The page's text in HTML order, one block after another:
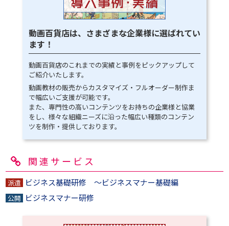
動画百貨店は、さまざまな企業様に選ばれてい
ます！
動画百貨店のこれまでの実績と事例をピックアップして
ご紹介いたします。
動画教材の販売からカスタマイズ・フルオーダー制作ま
で幅広いご支援が可能です。
また、専門性の高いコンテンツをお持ちの企業様と協業
をし、様々な組織ニーズに沿った幅広い種類のコンテン
ツを制作・提供しております。
関連サービス
ビジネス基礎研修 ～ビジネスマナー基礎編
ビジネスマナー研修